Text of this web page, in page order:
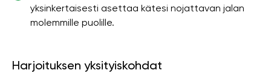
yksinkertaisesti asettaa kätesi nojattavan jalan
molemmille puolille.
Harjoituksen yksityiskohdat